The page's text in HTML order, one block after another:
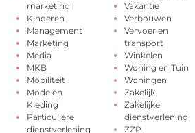
marketing
Kinderen
Management
Marketing
Media
MKB
Mobiliteit
Mode en
Kleding
Particuliere
dienstverlening
Vakantie
Verbouwen
Vervoer en
transport
Winkelen
Woning en Tuin
Woningen
Zakelijk
Zakelijke
dienstverlening
ZZP